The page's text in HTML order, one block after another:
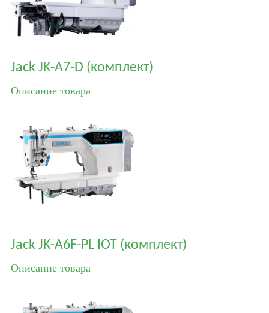
Jack JK-A7-D (комплект)
Описание товара
Jack JK-A6F-PL IOT (комплект)
Описание товара